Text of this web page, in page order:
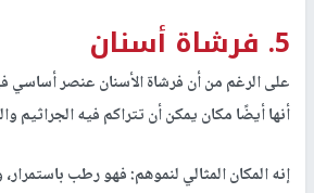
5. فرشاة أسنان
على الرغم من أن فرشاة الأسنان عنصر أساسي في
أنها أيضًا مكان يمكن أن تتراكم فيه الجراثيم
إنه المكان المثالي لنموهم: فهو رطب باستمرار،